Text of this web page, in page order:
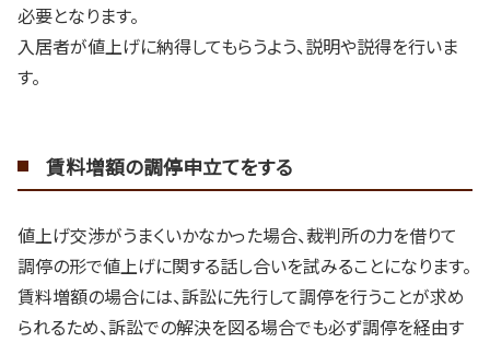
必要となります。
入居者が値上げに納得してもらうよう、説明や説得を行いま
す。
賃料増額の調停申立てをする
値上げ交渉がうまくいかなかった場合、裁判所の力を借りて
調停の形で値上げに関する話し合いを試みることになります。
賃料増額の場合には、訴訟に先行して調停を行うことが求め
られるため、訴訟での解決を図る場合でも必ず調停を経由す